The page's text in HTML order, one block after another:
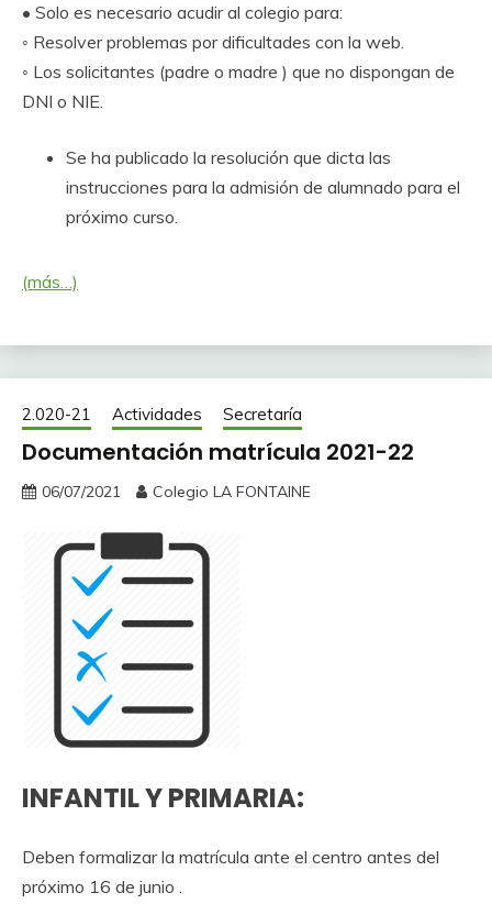
• Solo es necesario acudir al colegio para:
◦ Resolver problemas por dificultades con la web.
◦ Los solicitantes (padre o madre ) que no dispongan de
DNI o NIE.
Se ha publicado la resolución que dicta las
instrucciones para la admisión de alumnado para el
próximo curso.
(más…)
2.020-21 Actividades Secretaría
Documentación matrícula 2021-22
06/07/2021 Colegio LA FONTAINE
INFANTIL Y PRIMARIA:
Deben formalizar la matrícula ante el centro antes del
próximo 16 de junio .